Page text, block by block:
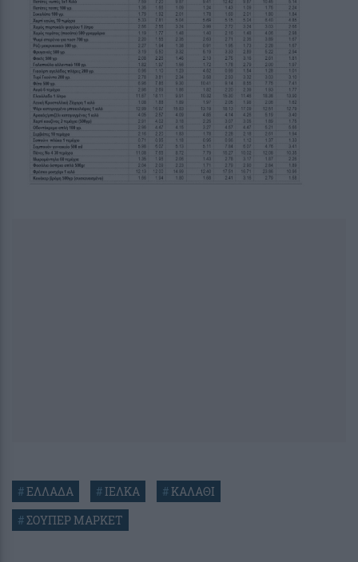
#ΕΛΛΑΔΑ #ΙΕΛΚΑ #ΚΑΛΑΘΙ
#ΣΟΥΠΕΡ ΜΑΡΚΕΤ